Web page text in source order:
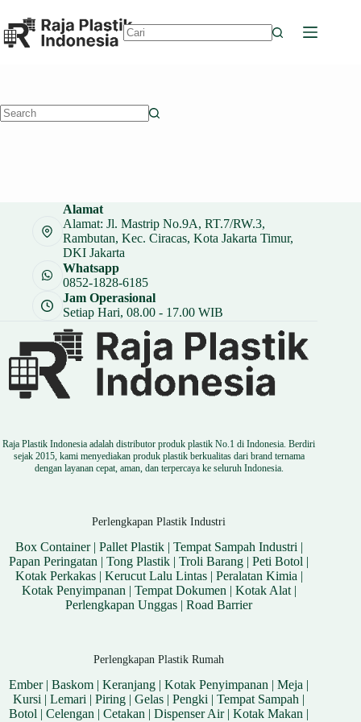
to
content
Alamat
Alamat: Jl. Mastrip No.9A, RT.7/RW.3,
Rambutan, Kec. Ciracas, Kota Jakarta Timur,
DKI Jakarta
Whatsapp
0852-1828-6185
Jam Operasional
Setiap Hari, 08.00 - 17.00 WIB
Raja Plastik Indonesia adalah distributor produk plastik No.1 di Indonesia. Berdiri
sejak 2015, kami menyediakan produk plastik berkualitas dari brand ternama
dengan layanan cepat, aman, dan terpercaya ke seluruh Indonesia.
Perlengkapan Plastik Industri
Box Container| Pallet Plastik| Tempat Sampah Industri |
Papan Peringatan |Tong Plastik |Troli Barang |Peti Botol |
Kotak Perkakas| Kerucut Lalu Lintas| Peralatan Kimia |
Kotak Penyimpanan | Tempat Dokumen | Kotak Alat|
Perlengkapan Unggas |Road Barrier
Perlengkapan Plastik Rumah
Ember|Baskom |Keranjang |Kotak Penyimpanan |Meja |
Kursi |Lemari |Piring |Gelas |Pengki |Tempat Sampah |
Botol |Celengan |Cetakan |Dispenser Air|Kotak Makan |